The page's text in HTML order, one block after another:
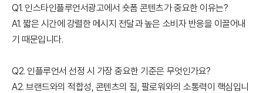
Q1. 인스타인플루언서광고에서 숏폼 콘텐츠가 중요한 이유는?
A1. 짧은 시간에 강렬한 메시지 전달과 높은 소비자 반응을 이끌어내
기 때문입니다.
Q2. 인플루언서 선정 시 가장 중요한 기준은 무엇인가요?
A2. 브랜드와의 적합성, 콘텐츠의 질, 팔로워와의 소통력이 핵심입니